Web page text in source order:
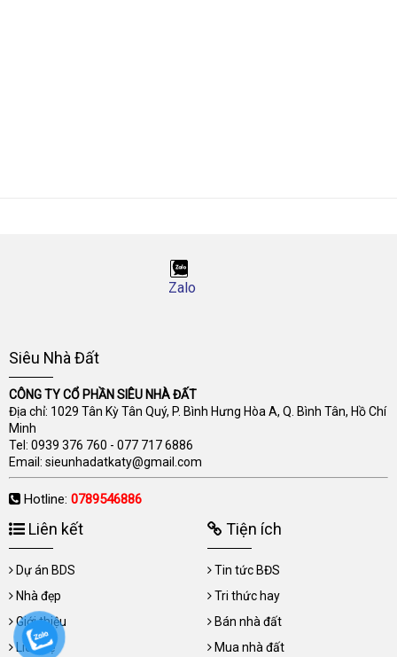
Zalo
Siêu Nhà Đất
CÔNG TY CỔ PHẦN SIÊU NHÀ ĐẤT
Địa chỉ: 1029 Tân Kỳ Tân Quý, P. Bình Hưng Hòa A, Q. Bình Tân, Hồ Chí
Minh
Tel: 0939 376 760 - 077 717 6886
Email: sieunhadatkaty@gmail.com
Hotline: 0789546886
Liên kết
Dự án BDS
Nhà đẹp
Giới thiệu
Liên hệ
Tiện ích
Tin tức BĐS
Tri thức hay
Bán nhà đất
Mua nhà đất